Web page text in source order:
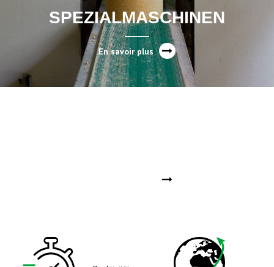
SPEZIALMASCHINEN
En savoir plus